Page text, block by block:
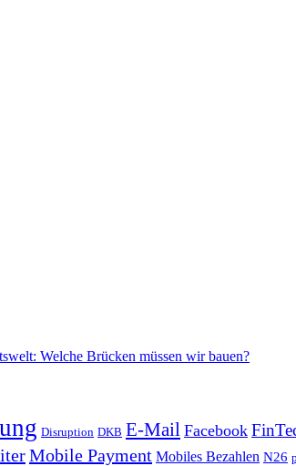
Welche Brücken müssen wir bauen?
Disruption DKB E-Mail Facebook
Mobile Payment Mobiles Bezahlen N26